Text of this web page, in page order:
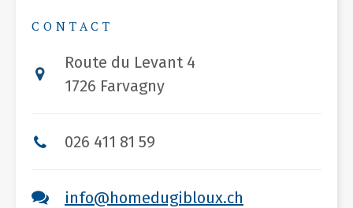
CONTACT
Route du Levant 4
1726 Farvagny
026 411 81 59
info@homedugibloux.ch